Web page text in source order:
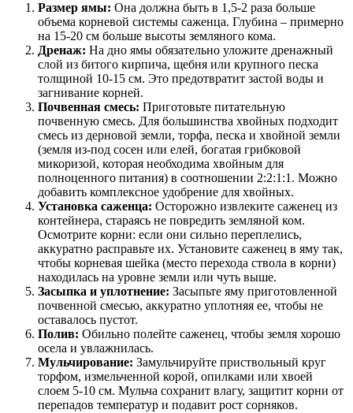
Размер ямы: Она должна быть в 1,5-2 раза больше
объема корневой системы саженца. Глубина – примерно
на 15-20 см больше высоты земляного кома.
Дренаж: На дно ямы обязательно уложите дренажный
слой из битого кирпича, щебня или крупного песка
толщиной 10-15 см. Это предотвратит застой воды и
загнивание корней.
Почвенная смесь: Приготовьте питательную
почвенную смесь. Для большинства хвойных подходит
смесь из дерновой земли, торфа, песка и хвойной земли
(земля из-под сосен или елей, богатая грибковой
микоризой, которая необходима хвойным для
полноценного питания) в соотношении 2:2:1:1. Можно
добавить комплексное удобрение для хвойных.
Установка саженца: Осторожно извлеките саженец из
контейнера, стараясь не повредить земляной ком.
Осмотрите корни: если они сильно переплелись,
аккуратно расправьте их. Установите саженец в яму так,
чтобы корневая шейка (место перехода ствола в корни)
находилась на уровне земли или чуть выше.
Засыпка и уплотнение: Засыпьте яму приготовленной
почвенной смесью, аккуратно уплотняя ее, чтобы не
оставалось пустот.
Полив: Обильно полейте саженец, чтобы земля хорошо
осела и увлажнилась.
Мульчирование: Замульчируйте приствольный круг
торфом, измельченной корой, опилками или хвоей
слоем 5-10 см. Мульча сохранит влагу, защитит корни от
перепадов температур и подавит рост сорняков.